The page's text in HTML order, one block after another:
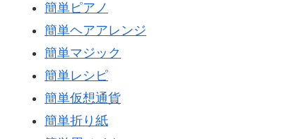
簡単ピアノ
簡単ヘアアレンジ
簡単マジック
簡単レシピ
簡単仮想通貨
簡単折り紙